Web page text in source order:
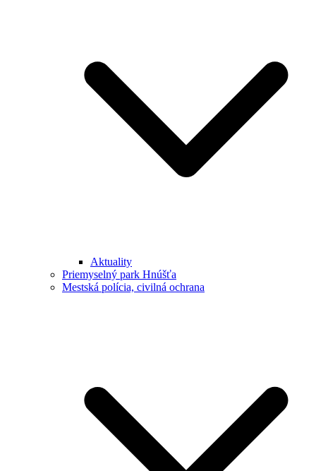
Aktuality
Priemyselný park Hnúšťa
Mestská polícia, civilná ochrana